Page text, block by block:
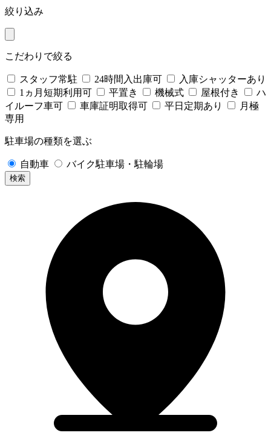
絞り込み
こだわりで絞る
スタッフ常駐 24時間入出庫可
入庫シャッターあり
1ヵ月短期利用可
平置き 機械式 屋根付き
ハ
イルーフ車可
車庫証明取得可 平日定期あり
月極
専用
駐車場の種類を選ぶ
自動車 バイク駐車場・駐輪場
検索